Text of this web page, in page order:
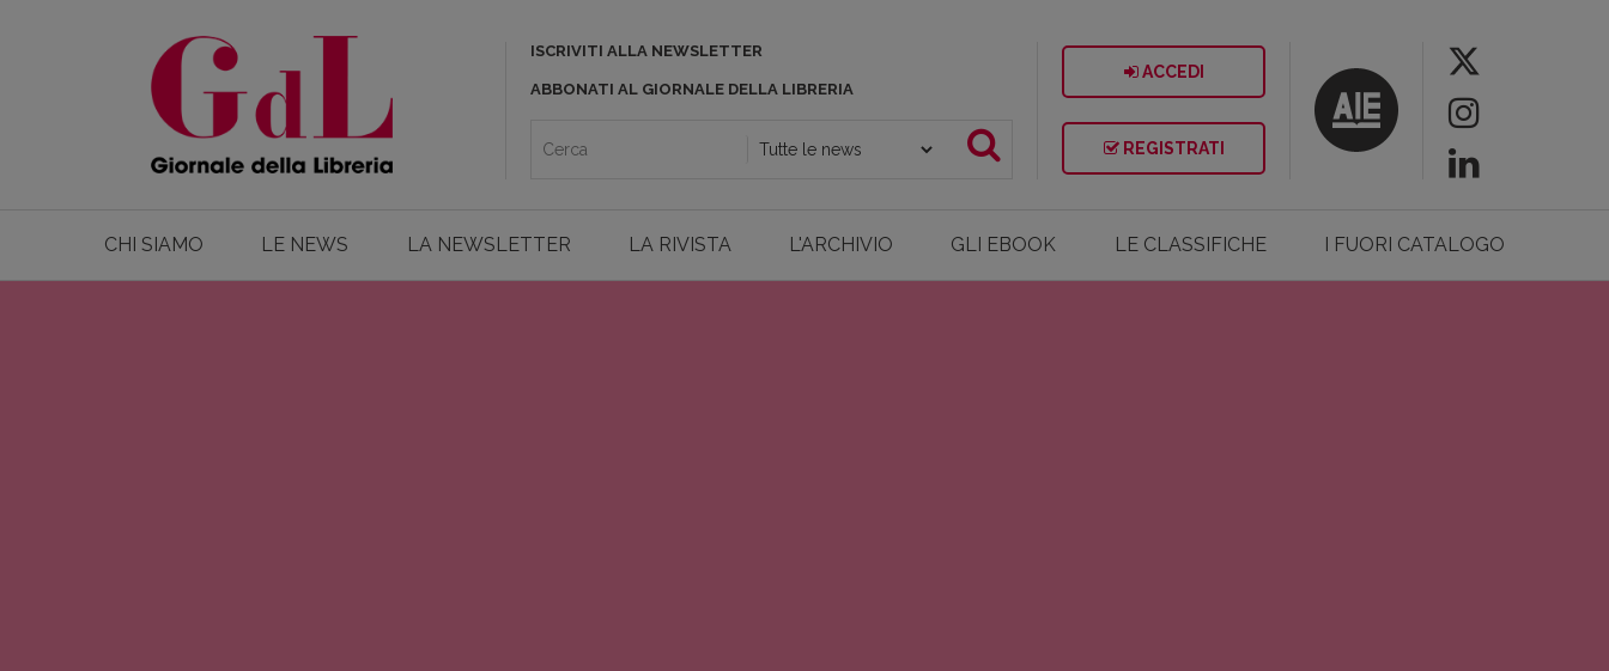
ISCRIVITI ALLA NEWSLETTER
ABBONATI AL GIORNALE DELLA LIBRERIA
ACCEDI
REGISTRATI
CHI SIAMO LE NEWS LA NEWSLETTER LA RIVISTA L'ARCHIVIO GLI EBOOK LE CLASSIFICHE I FUORI CATALOGO